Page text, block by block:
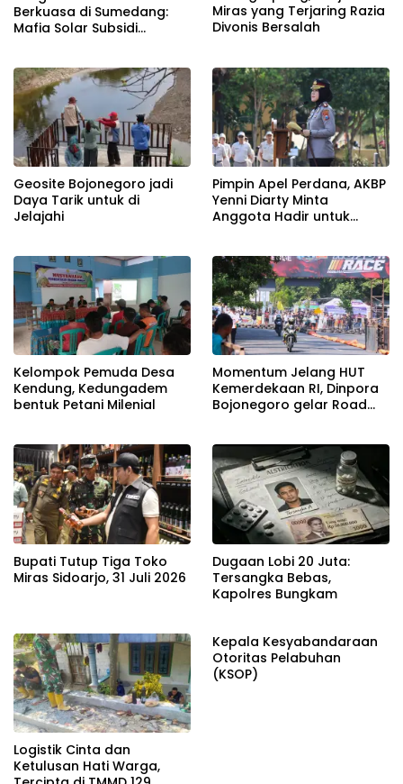
Berkuasa di Sumedang:
Mafia Solar Subsidi
Bungkam
Miras yang Terjaring Razia
Divonis Bersalah
Geosite Bojonegoro jadi
Daya Tarik untuk di
Jelajahi
Pimpin Apel Perdana, AKBP
Yenni Diarty Minta
Anggota Hadir untuk
Kelompok Pemuda Desa
Kendung, Kedungadem
bentuk Petani Milenial
Momentum Jelang HUT
Kemerdekaan RI, Dinpora
Bojonegoro gelar Road
Bupati Tutup Tiga Toko
Miras Sidoarjo, 31 Juli 2026
Dugaan Lobi 20 Juta:
Tersangka Bebas,
Kapolres Bungkam
Logistik Cinta dan
Ketulusan Hati Warga,
Kepala Kesyabandaraan
Otoritas Pelabuhan
(KSOP)